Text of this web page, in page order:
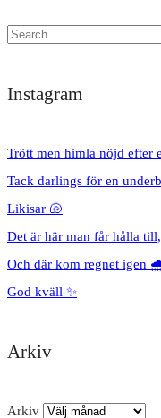
Instagram
Trött men himla nöjd efter
Tack darlings för en
Likisar 🐚
Det är här man får hålla
Och där kom regnet igen
God kväll ✨
Arkiv
Arkiv